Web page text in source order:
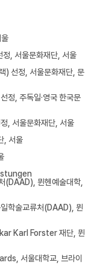
, 서울문화재단, 서울
) 선정, 서울문화재단, 문
, 주독일·영국 한국문
, 서울문화재단, 서울
, 서울
뮌헨예술대학,
학술교류처(DAAD), 뮌
Karl Forster 재단, 뮌
서울대학교, 브라이